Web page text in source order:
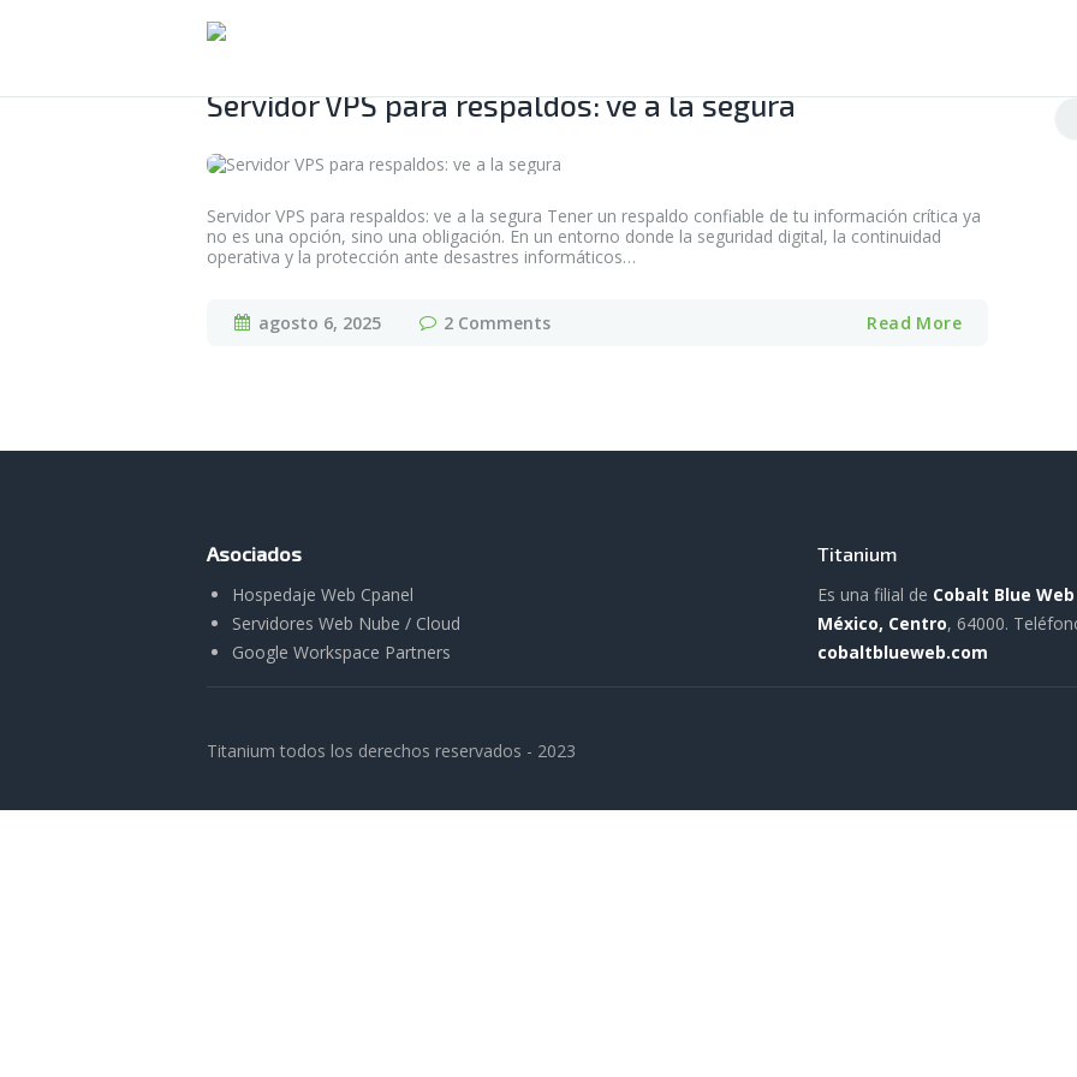
Servidor VPS para respaldos: ve a la segura
Servidor VPS para respaldos: ve a la segura Tener un respaldo confiable de tu información crítica ya
no es una opción, sino una obligación. En un entorno donde la seguridad digital, la continuidad
operativa y la protección ante desastres informáticos…
agosto 6, 2025 2 Comments Read More
Asociados
Hospedaje Web Cpanel
Servidores Web Nube / Cloud
Google Workspace Partners
Titanium
Es una filial de Cobalt Blue Web
México, Centro, 64000.
cobaltblueweb.com
Titanium todos los derechos reservados - 2023